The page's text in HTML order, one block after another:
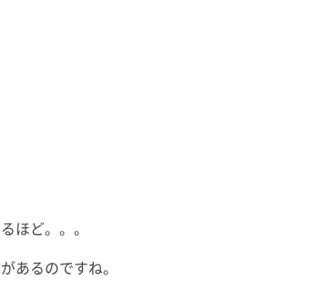
ほど。。。
あるのですね。